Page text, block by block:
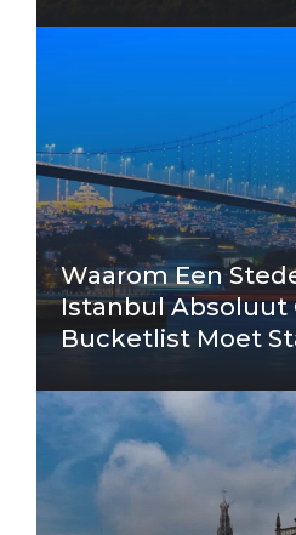
Waarom Een
Istanbul Absoluut
Bucketlist Moet